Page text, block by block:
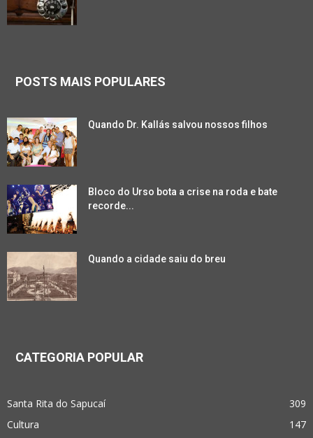
POSTS MAIS POPULARES
Quando Dr. Kallás salvou nossos filhos
Bloco do Urso bota a crise na roda e bate
recorde...
Quando a cidade saiu do breu
CATEGORIA POPULAR
Santa Rita do Sapucaí
309
Cultura
147